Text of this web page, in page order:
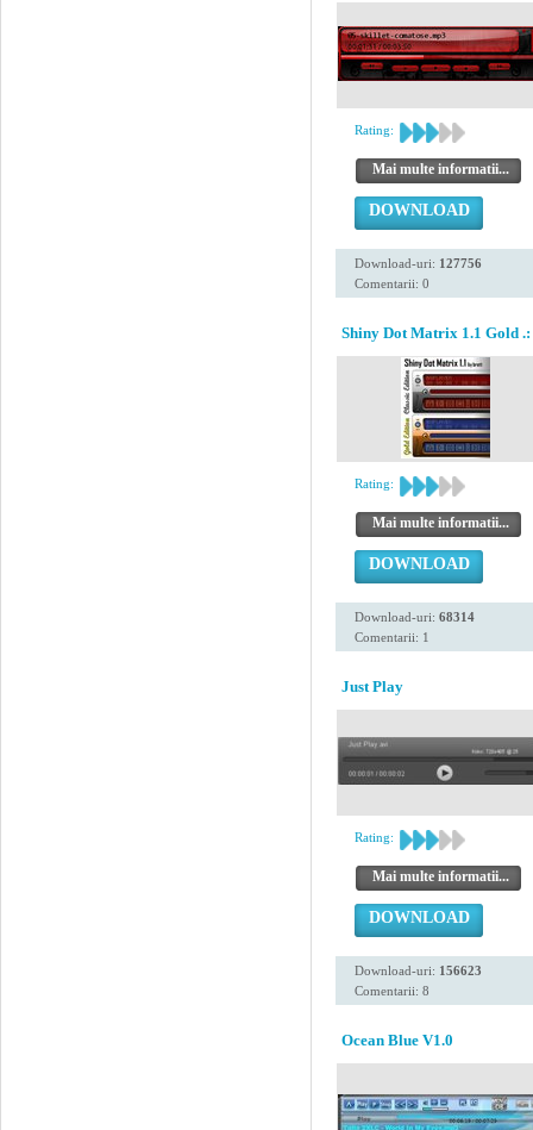
Rating:
Mai multe informatii...
DOWNLOAD
Download-uri: 127756
Comentarii: 0
Shiny Dot Matrix 1.1 Gold
Rating:
Mai multe informatii...
DOWNLOAD
Download-uri: 68314
Comentarii: 1
Just Play
Rating:
Mai multe informatii...
DOWNLOAD
Download-uri: 156623
Comentarii: 8
Ocean Blue V1.0